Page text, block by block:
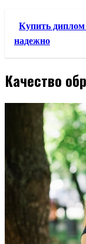
Купить диплом
надежно
Качество